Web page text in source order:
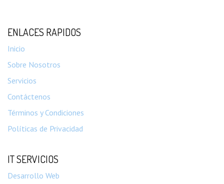
ENLACES RAPIDOS
Inicio
Sobre Nosotros
Servicios
Contáctenos
Términos y Condiciones
Políticas de Privacidad
IT SERVICIOS
Desarrollo Web